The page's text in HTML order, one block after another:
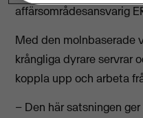
affärsområdesansvarig
Med den molnbaserade
krångliga dyrare servrar
koppla upp och arbeta
– Den här satsningen